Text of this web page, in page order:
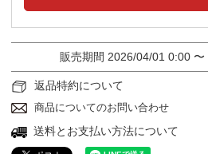
販売期間 2026/04/01 0:00 〜
返品特約について
商品についてのお問い合わせ
送料とお支払い方法について